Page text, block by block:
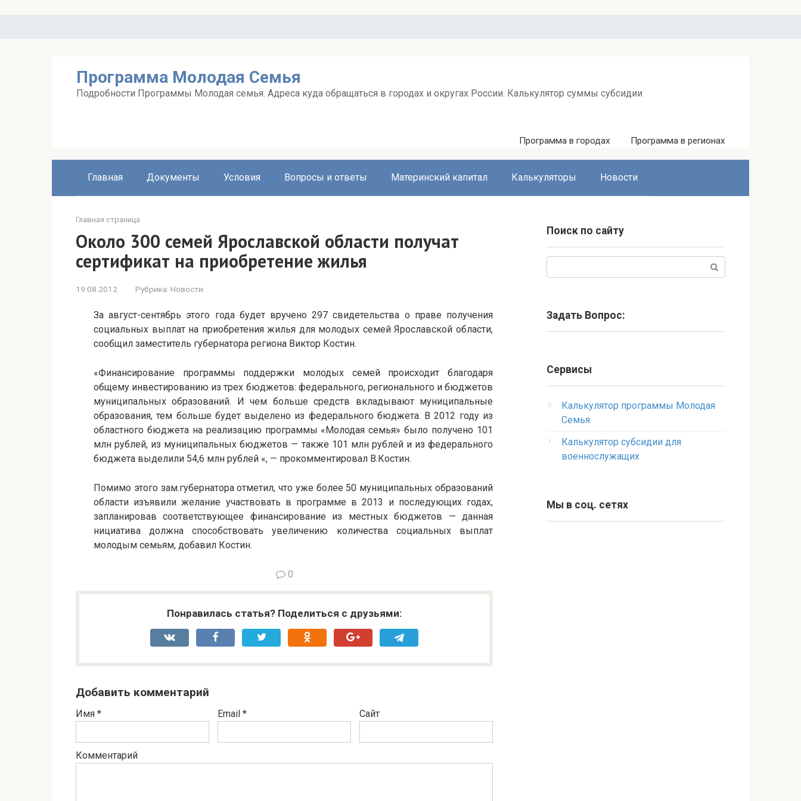
Программа Молодая Семья
Подробности Программы Молодая семья. Адреса куда обращаться в городах и округах России. Калькулятор суммы субсидии
Программа в городах Программа в регионах
Главная Документы Условия Вопросы и ответы Материнский капитал Калькуляторы Новости
Главная страница
Около 300 семей Ярославской области получат
сертификат на приобретение жилья
19.08.2012 Рубрика: Новости
За август-сентябрь этого года будет вручено 297 свидетельства о праве получения
социальных выплат на приобретения жилья для молодых семей Ярославской области,
сообщил заместитель губернатора региона Виктор Костин.
«Финансирование программы поддержки молодых семей происходит благодаря
общему инвестированию из трех бюджетов: федерального, регионального и бюджетов
муниципальных образований. И чем больше средств вкладывают муниципальные
образования, тем больше будет выделено из федерального бюджета. В 2012 году из
областного бюджета на реализацию программы «Молодая семья» было получено 101
млн рублей, из муниципальных бюджетов — также 101 млн рублей и из федерального
бюджета выделили 54,6 млн рублей «, — прокомментировал В.Костин.
Помимо этого зам.губернатора отметил, что уже более 50 муниципальных образований
области изъявили желание участвовать в программе в 2013 и последующих годах,
запланировав соответствующее финансирование из местных бюджетов — данная
нициатива должна способствовать увеличению количества социальных выплат
молодым семьям, добавил Костин.
0
Понравилась статья? Поделиться с друзьями:
Добавить комментарий
Имя * Email * Сайт
Комментарий
Поиск по сайту
Задать Вопрос:
Сервисы
Калькулятор программы Молодая
Семья
Калькулятор субсидии для
военнослужащих
Мы в соц. сетях